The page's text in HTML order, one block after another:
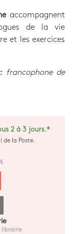
accompagnent
de la vie
et les exercices
francophone de
2 à 3 jours.*
de la Poste.
librairie